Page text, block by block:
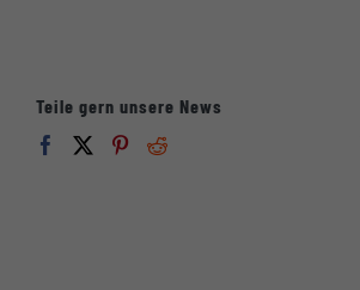
Teile gern unsere News